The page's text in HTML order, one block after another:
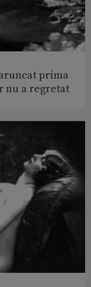
prima
nu a regretat